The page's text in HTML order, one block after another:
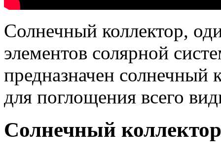
Солнечный коллектор,
элементов солярной
предназначен солнечный
для поглощения всего
Cолнечный